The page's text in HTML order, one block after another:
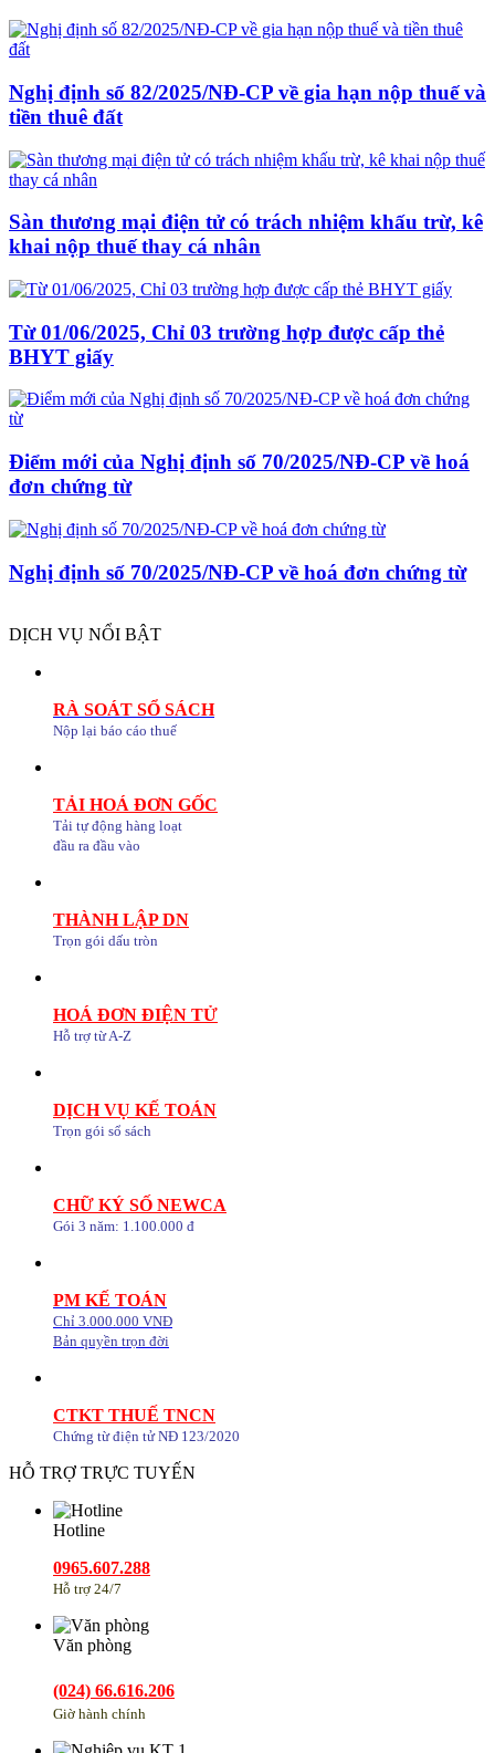
Nghị định số 82/2025/NĐ-CP về gia hạn nộp thuế và
tiền thuê đất
Sàn thương mại điện tử có trách nhiệm khấu trừ, kê
khai nộp thuế thay cá nhân
Từ 01/06/2025, Chỉ 03 trường hợp được cấp thẻ
BHYT giấy
Điểm mới của Nghị định số 70/2025/NĐ-CP về hoá
đơn chứng từ
Nghị định số 70/2025/NĐ-CP về hoá đơn chứng từ
DỊCH VỤ NỔI BẬT
RÀ SOÁT SỔ SÁCH
Nộp lại báo cáo thuế
TẢI HOÁ ĐƠN GỐC
Tải tự động hàng loạt
đầu ra đầu vào
THÀNH LẬP DN
Trọn gói dấu tròn
HOÁ ĐƠN ĐIỆN TỬ
Hỗ trợ từ A-Z
DỊCH VỤ KẾ TOÁN
Trọn gói sổ sách
CHỮ KÝ SỐ NEWCA
Gói 3 năm: 1.100.000 đ
PM KẾ TOÁN
Chỉ 3.000.000 VNĐ
Bản quyền trọn đời
CTKT THUẾ TNCN
Chứng từ điện tử NĐ 123/2020
HỖ TRỢ TRỰC TUYẾN
Hotline
0965.607.288
Hỗ trợ 24/7
Văn phòng
(024) 66.616.206
Giờ hành chính